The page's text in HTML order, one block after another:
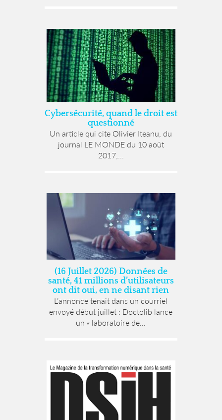
Cybersécurité, quand le droit est
questionné
Un article qui cite Olivier Iteanu, du
journal LE MONDE du 10 août
2017,...
(16 Juillet 2026) Données de
santé, 41 millions d’utilisateurs
ont dit oui, en ne disant rien
L’annonce tenait dans un courriel
envoyé début juillet : Doctolib lance
un « laboratoire de...